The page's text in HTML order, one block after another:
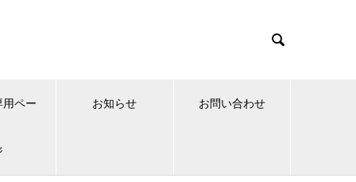

用ペー お知らせ お問い合わせ